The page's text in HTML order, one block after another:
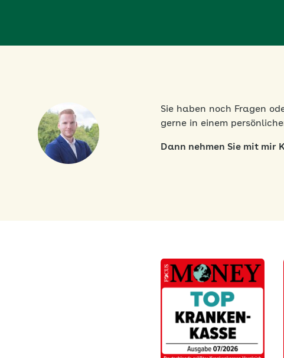
Sie haben noch Fragen
gerne in einem
Dann nehmen Sie mit mir